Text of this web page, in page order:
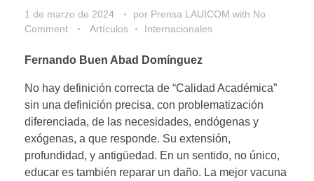
1 de marzo de 2024 por Prensa LAUICOM with No
Comment
Artículos Internacionales
Fernando Buen Abad Domínguez
No hay definición correcta de “Calidad Académica”
sin una definición precisa, con problematización
diferenciada, de las necesidades, endógenas y
exógenas, a que responde. Su extensión,
profundidad, y antigüedad. En un sentido, no único,
educar es también reparar un daño. La mejor vacuna